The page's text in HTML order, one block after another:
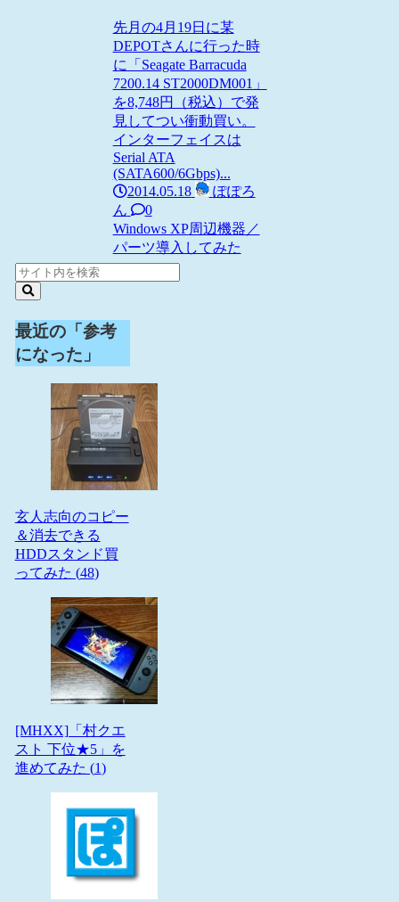
先月の4月19日に某
DEPOTさんに行った時
に「Seagate Barracuda
7200.14 ST2000DM001」
を8,748円（税込）で発
見してつい衝動買い。
インターフェイスは
Serial ATA
(SATA600/6Gbps)...
2014.05.18
ぽぽろ
ん
0
Windows XP周辺機器／
パーツ導入してみた
最近の「参考
になった」
玄人志向のコピー
＆消去できる
HDDスタンド買
ってみた (48)
[MHXX]「村クエ
スト 下位★5」を
進めてみた (1)